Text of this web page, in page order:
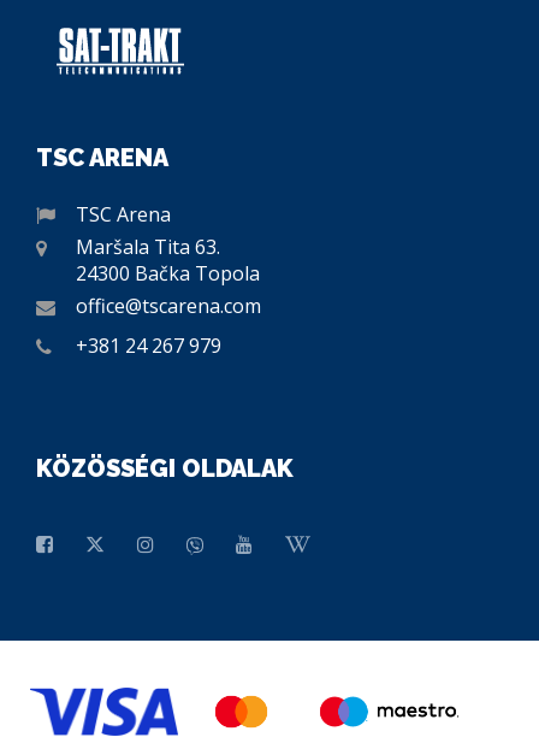
TSC ARENA
TSC Arena
Maršala Tita 63.
24300 Bačka Topola
office@tscarena.com
+381 24 267 979
KÖZÖSSÉGI OLDALAK